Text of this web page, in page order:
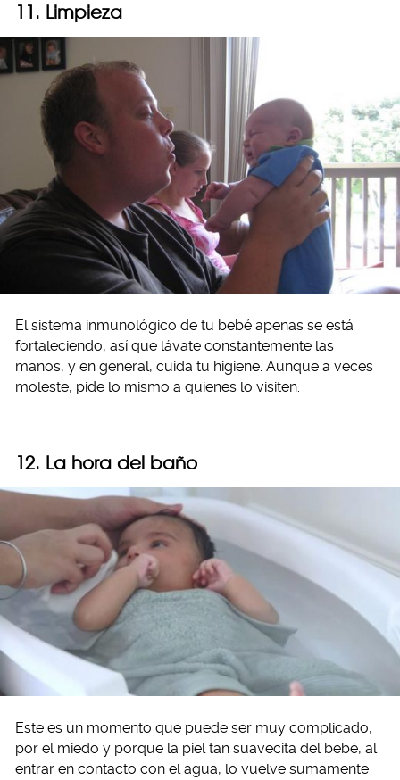
11. Limpieza
El sistema inmunológico de tu bebé apenas se está
fortaleciendo, así que lávate constantemente las
manos, y en general, cuida tu higiene. Aunque a veces
moleste, pide lo mismo a quienes lo visiten.
12. La hora del baño
Este es un momento que puede ser muy complicado,
por el miedo y porque la piel tan suavecita del bebé, al
entrar en contacto con el agua, lo vuelve sumamente